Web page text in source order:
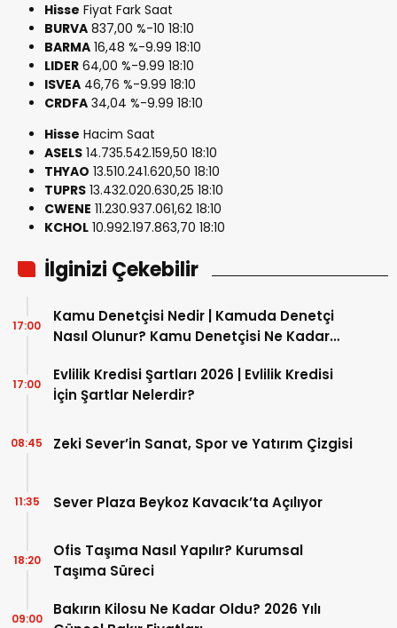
Hisse Fiyat Fark Saat
BURVA 837,00 %-10 18:10
BARMA 16,48 %-9.99 18:10
LIDER 64,00 %-9.99 18:10
ISVEA 46,76 %-9.99 18:10
CRDFA 34,04 %-9.99 18:10
Hisse Hacim Saat
ASELS 14.735.542.159,50 18:10
THYAO 13.510.241.620,50 18:10
TUPRS 13.432.020.630,25 18:10
CWENE 11.230.937.061,62 18:10
KCHOL 10.992.197.863,70 18:10
İlginizi Çekebilir
Kamu Denetçisi Nedir | Kamuda Denetçi
Nasıl Olunur? Kamu Denetçisi Ne Kadar
17:00
Evlilik Kredisi Şartları 2026 | Evlilik Kredisi
İçin Şartlar Nelerdir?
17:00
Zeki Sever’in Sanat, Spor ve Yatırım Çizgisi
08:45
Sever Plaza Beykoz Kavacık’ta Açılıyor
11:35
Ofis Taşıma Nasıl Yapılır? Kurumsal
Taşıma Süreci
18:20
Bakırın Kilosu Ne Kadar Oldu? 2026 Yılı
09:00